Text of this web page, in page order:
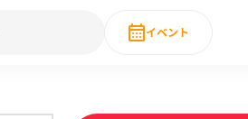
イベント